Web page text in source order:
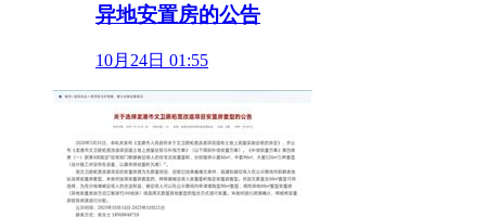
异地安置房的公告
10月24日 01:55